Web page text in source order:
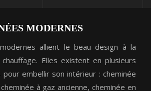
MODERNES
allient le beau design à la
Elles existent en plusieurs
embellir son intérieur : cheminée
à gaz ancienne, cheminée en